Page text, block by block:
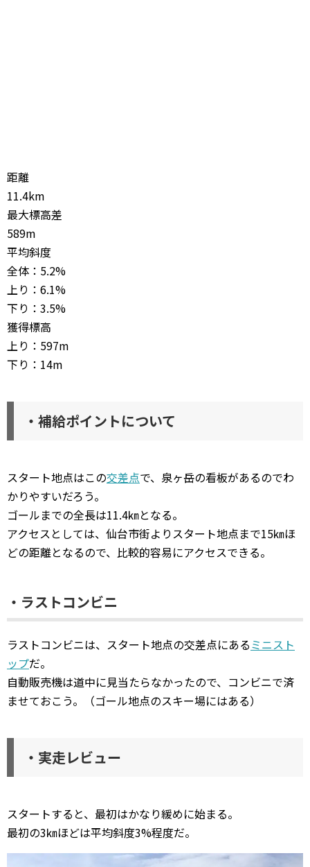
距離
11.4km
最大標高差
589m
平均斜度
全体：5.2%
上り：6.1%
下り：3.5%
獲得標高
上り：597m
下り：14m
・補給ポイントについて
スタート地点はこの交差点で、泉ヶ岳の看板があるのでわ
かりやすいだろう。
ゴールまでの全長は11.4㎞となる。
アクセスとしては、仙台市街よりスタート地点まで15㎞ほ
どの距離となるので、比較的容易にアクセスできる。
・ラストコンビニ
ラストコンビニは、スタート地点の交差点にあるミニスト
ップだ。
自動販売機は道中に見当たらなかったので、コンビニで済
ませておこう。（ゴール地点のスキー場にはある）
・実走レビュー
スタートすると、最初はかなり緩めに始まる。
最初の3㎞ほどは平均斜度3%程度だ。